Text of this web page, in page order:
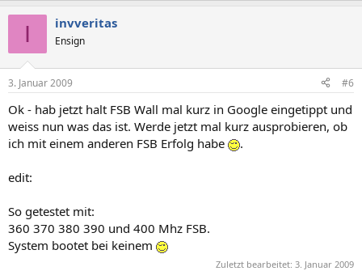
I invveritas
Ensign
3. Januar 2009 #6
Ok - hab jetzt halt FSB Wall mal kurz in Google eingetippt und
weiss nun was das ist. Werde jetzt mal kurz ausprobieren, ob
ich mit einem anderen FSB Erfolg habe
.
edit:
So getestet mit:
360 370 380 390 und 400 Mhz FSB.
System bootet bei keinem
Zuletzt bearbeitet: 3. Januar 2009